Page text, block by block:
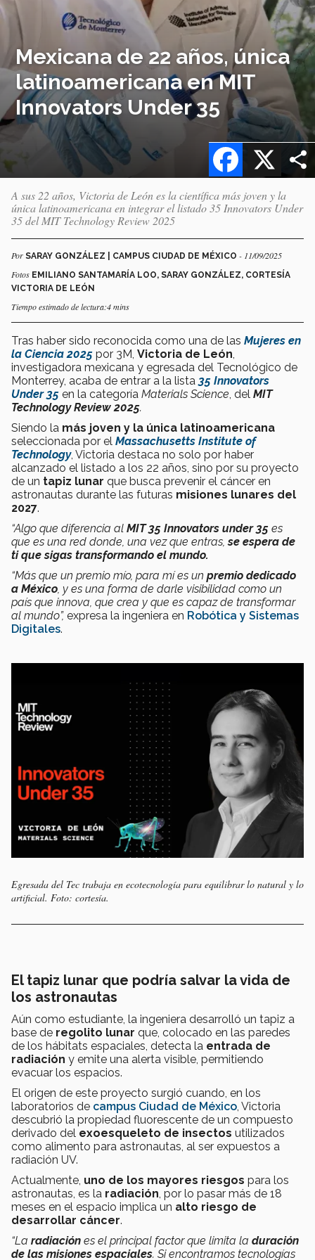
Mexicana de 22 años, única
latinoamericana en MIT
Innovators Under 35
X
Facebook
A sus 22 años, Victoria de León es la científica más joven y la
única latinoamericana en integrar el listado 35 Innovators Under
35 del MIT Technology Review 2025
Por SARAY GONZÁLEZ | CAMPUS CIUDAD DE MÉXICO - 11/09/2025
Fotos EMILIANO SANTAMARÍA LOO, SARAY GONZÁLEZ, CORTESÍA
VICTORIA DE LEÓN
Tiempo estimado de lectura:4 mins
Tras haber sido reconocida como una de las Mujeres en
la Ciencia 2025 por 3M, Victoria de León
investigadora mexicana y egresada del Tecnológico de
Monterrey, acaba de entrar a la lista 35 Innovators
Under 35 en la categoría Materials Science , del MIT
Technology Review 2025.
Siendo la más joven y la única latinoamericana
seleccionada por el Massachusetts Institute of
Technology, Victoria destaca no solo por haber
alcanzado el listado a los 22 años, sino por su proyecto
de un tapiz lunar que busca prevenir el cáncer en
astronautas durante las futuras misiones lunares del
2027.
“Algo que diferencia al MIT 35 Innovators under 35 es
que es una red donde, una vez que entras,se espera de
ti que sigas transformando el mundo.
“Más que un premio mío, para mí es un premio dedicado
a México , y es una forma de darle visibilidad como un
país que innova, que crea y que es capaz de transformar
al mundo”, expresa la ingeniera en Robótica y Sistemas
Digitales.
Egresada del Tec trabaja en ecotecnología para equilibrar lo natural y lo
artificial. Foto: cortesía.
El tapiz lunar que podría salvar la vida de
los astronautas
Aún como estudiante, la ingeniera desarrolló un tapiz a
base de regolito lunar que, colocado en las paredes
de los hábitats espaciales, detecta la entrada de
radiación y emite una alerta visible, permitiendo
evacuar los espacios.
El origen de este proyecto surgió cuando, en los
laboratorios de campus Ciudad de México, Victoria
descubrió la propiedad fluorescente de un compuesto
derivado del exoesqueleto de insectos utilizados
como alimento para astronautas, al ser expuestos a
radiación UV.
Actualmente, uno de los mayores riesgos para los
astronautas, es la radiación, por lo pasar más de 18
meses en el espacio implica un alto riesgo de
desarrollar cáncer.
“La radiación es el principal factor que limita la duración
de las misiones espaciales. Si encontramos tecnologías